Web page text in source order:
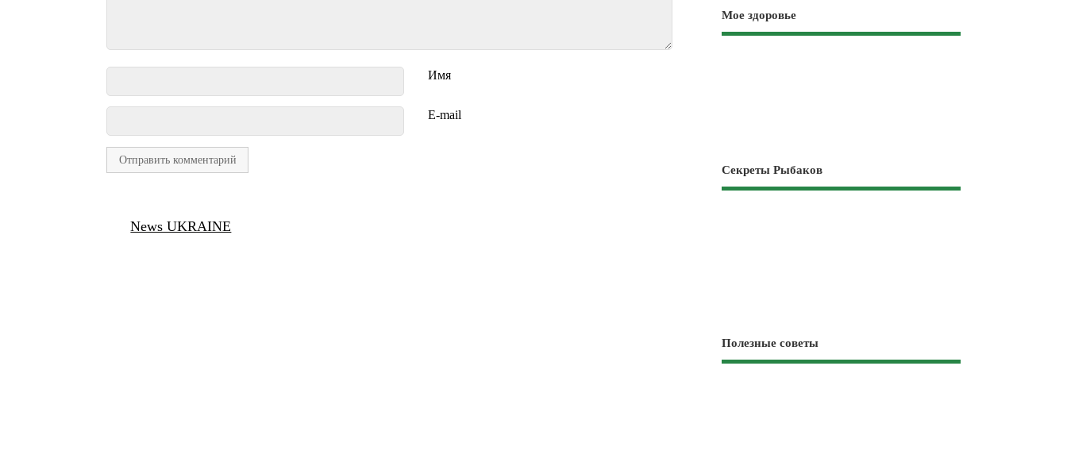
Имя
E-mail
News UKRAINE
Мое здоровье
Секреты Рыбаков
Полезные советы